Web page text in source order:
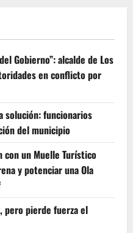
Gobierno”: alcalde de Los
en conflicto por
solución: funcionarios
del municipio
con un Muelle Turístico
y potenciar una Ola
pero pierde fuerza el